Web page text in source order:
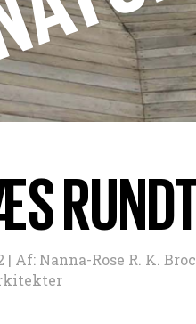
| Af: Nanna-Rose R. K.